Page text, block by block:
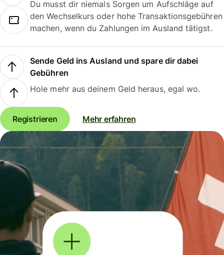
Du musst dir niemals Sorgen um Aufschläge auf
den Wechselkurs oder hohe Transaktionsgebühren
machen, wenn du Zahlungen im Ausland tätigst.
Sende Geld ins Ausland und spare dir dabei
Gebühren
Hole mehr aus deinem Geld heraus, egal wo.
Registrieren Mehr erfahren